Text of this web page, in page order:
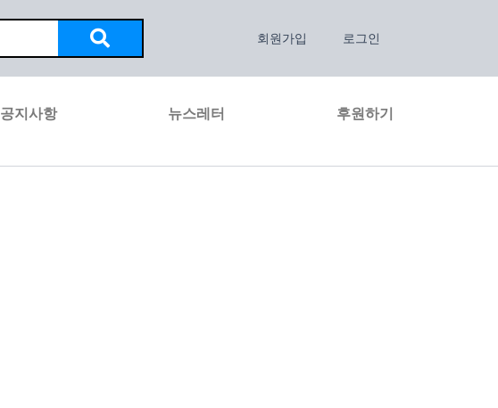
회원가입 로그인
공지사항 뉴스레터 후원하기